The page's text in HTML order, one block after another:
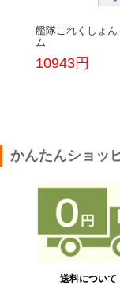
艦隊これくしょ
ム
10943円
かんたんショッ
送料について